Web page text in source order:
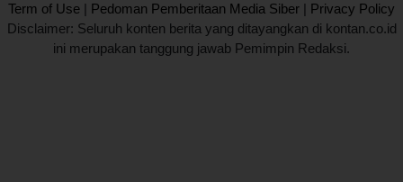
Term of Use | Pedoman Pemberitaan Media Siber | Privacy Policy
Disclaimer: Seluruh konten berita yang ditayangkan di kontan.co.id
ini merupakan tanggung jawab Pemimpin Redaksi.